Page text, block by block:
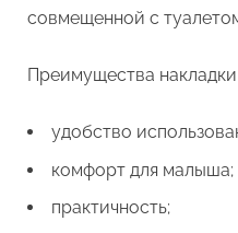
совмещенной с
Преимущества
удобство
комфорт для малыша;
практичность;